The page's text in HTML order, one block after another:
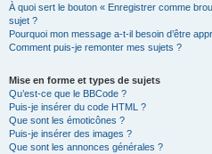
À quoi sert le bouton « Enregistrer comme
sujet ?
Pourquoi mon message a-t-il besoin d’être
Comment puis-je remonter mes sujets ?
Mise en forme et types de sujets
Qu’est-ce que le BBCode ?
Puis-je insérer du code HTML ?
Que sont les émoticônes ?
Puis-je insérer des images ?
Que sont les annonces générales ?